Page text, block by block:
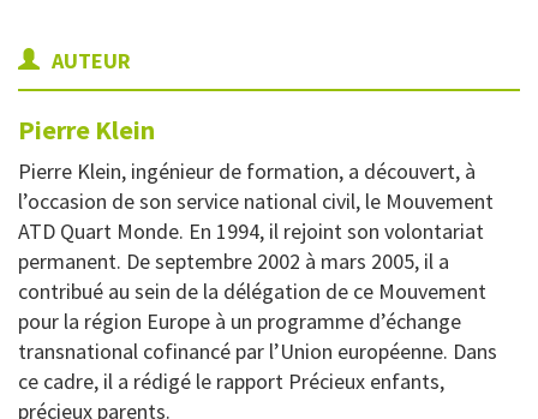
AUTEUR
Pierre Klein
Pierre Klein, ingénieur de formation, a découvert, à
l’occasion de son service national civil, le Mouvement
ATD Quart Monde. En 1994, il rejoint son volontariat
permanent. De septembre 2002 à mars 2005, il a
contribué au sein de la délégation de ce Mouvement
pour la région Europe à un programme d’échange
transnational cofinancé par l’Union européenne. Dans
ce cadre, il a rédigé le rapport Précieux enfants,
précieux parents.